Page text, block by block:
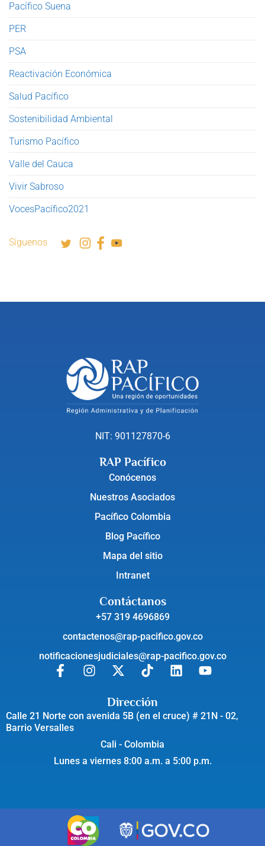
Pacífico Suena
PER
PSA
Reactivación Económica
Salud Pacífico
Sostenibilidad Ambiental
Turismo Pacífico
Valle del Cauca
Vivir Sabroso
VocesPacífico2021
Síguenos
NIT: 901127870-6
RAP Pacífico
Conócenos
Nuestros Asociados
Pacífico Colombia
Blog Pacífico
Mapa del sitio
Intranet
Contáctanos
+57 319 4696869
contactenos@rap-pacifico.gov.co
notificacionesjudiciales@rap-pacifico.gov.co
Dirección
Calle 21 Norte con avenida 5B (en el cruce) # 21N - 02,
Barrio Versalles
Cali - Colombia
Lunes a viernes 8:00 a.m. a 5:00 p.m.